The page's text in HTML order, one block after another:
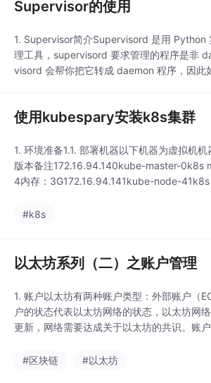
Supervisor的使用
1. Supervisor简介Supervisord 是用 Python
理工具，supervisord 要求管理的程序是非
visord 会帮你把它转成 daemon 程序，因此
使用kubespary安装k8s集群
1. 环境准备1.1. 部署机器以下机器为虚拟机
版本备注172.16.94.140kube-master-0k8s
4内存：3G172.16.94.141kube-node-
#k8s
以太坊系列（二）之账户管理
1. 账户以太坊有两种账户类型：外部账户（
户的状态代表以太坊网络的状态，以太坊网
更新，网络需要达成关于以太坊的共识。账
以安全验证交易发送者的身份。2. 钥匙文件
#区块链 #以太坊